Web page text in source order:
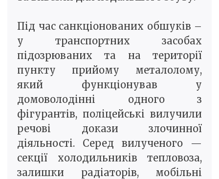
Під час санкціонованих обшуків –
у транспортних засобах
підозрюваних та на території
пункту прийому металолому,
який функціонував у
домоволодінні одного з
фігурантів, поліцейські вилучили
речові докази злочинної
діяльності. Серед вилученого —
секції холодильників тепловоза,
залишки радіаторів, мобільні